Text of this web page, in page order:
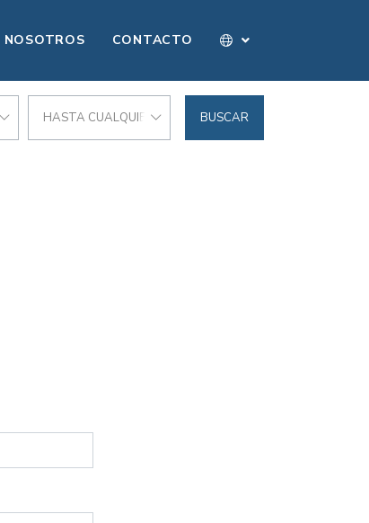
NOSOTROS CONTACTO
HASTA CUALQUIER PRECIO BUSCAR